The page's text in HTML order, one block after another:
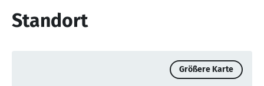
Standort
Größere Karte